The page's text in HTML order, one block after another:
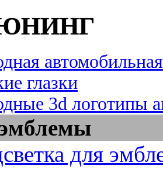
глазки
3d логотипы
для